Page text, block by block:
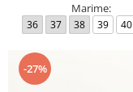
Marime:
36 37 38 39 40
-27%